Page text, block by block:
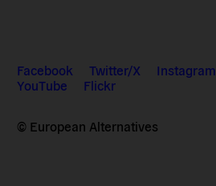
Facebook Twitter/X Instagram
YouTube
Flickr
© European Alternatives